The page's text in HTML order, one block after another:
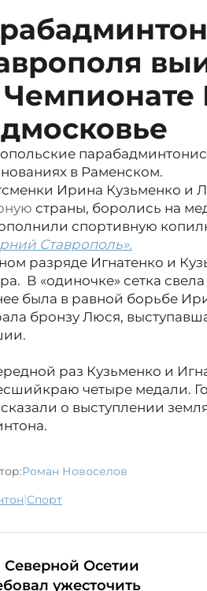
в Раменском.
Ирина Кузьменко и
страны, боролись на
спортивную
Ставрополь».
разряде Игнатенко и
В «одиночке» сетка
была в равной борьбе
бронзу Люся,
раз Кузьменко и
краю четыре медали.
о выступлении
Роман Новоселов
| спорт
Северной Осетии
ужесточить